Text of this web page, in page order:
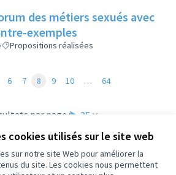
cookies utilisés sur le site web
sur notre site Web pour améliorer la
du site. Les cookies nous permettent
des métiers sexués avec
exemples
Propositions réalisées
par page : 25
6 7 8 9 10 … 64